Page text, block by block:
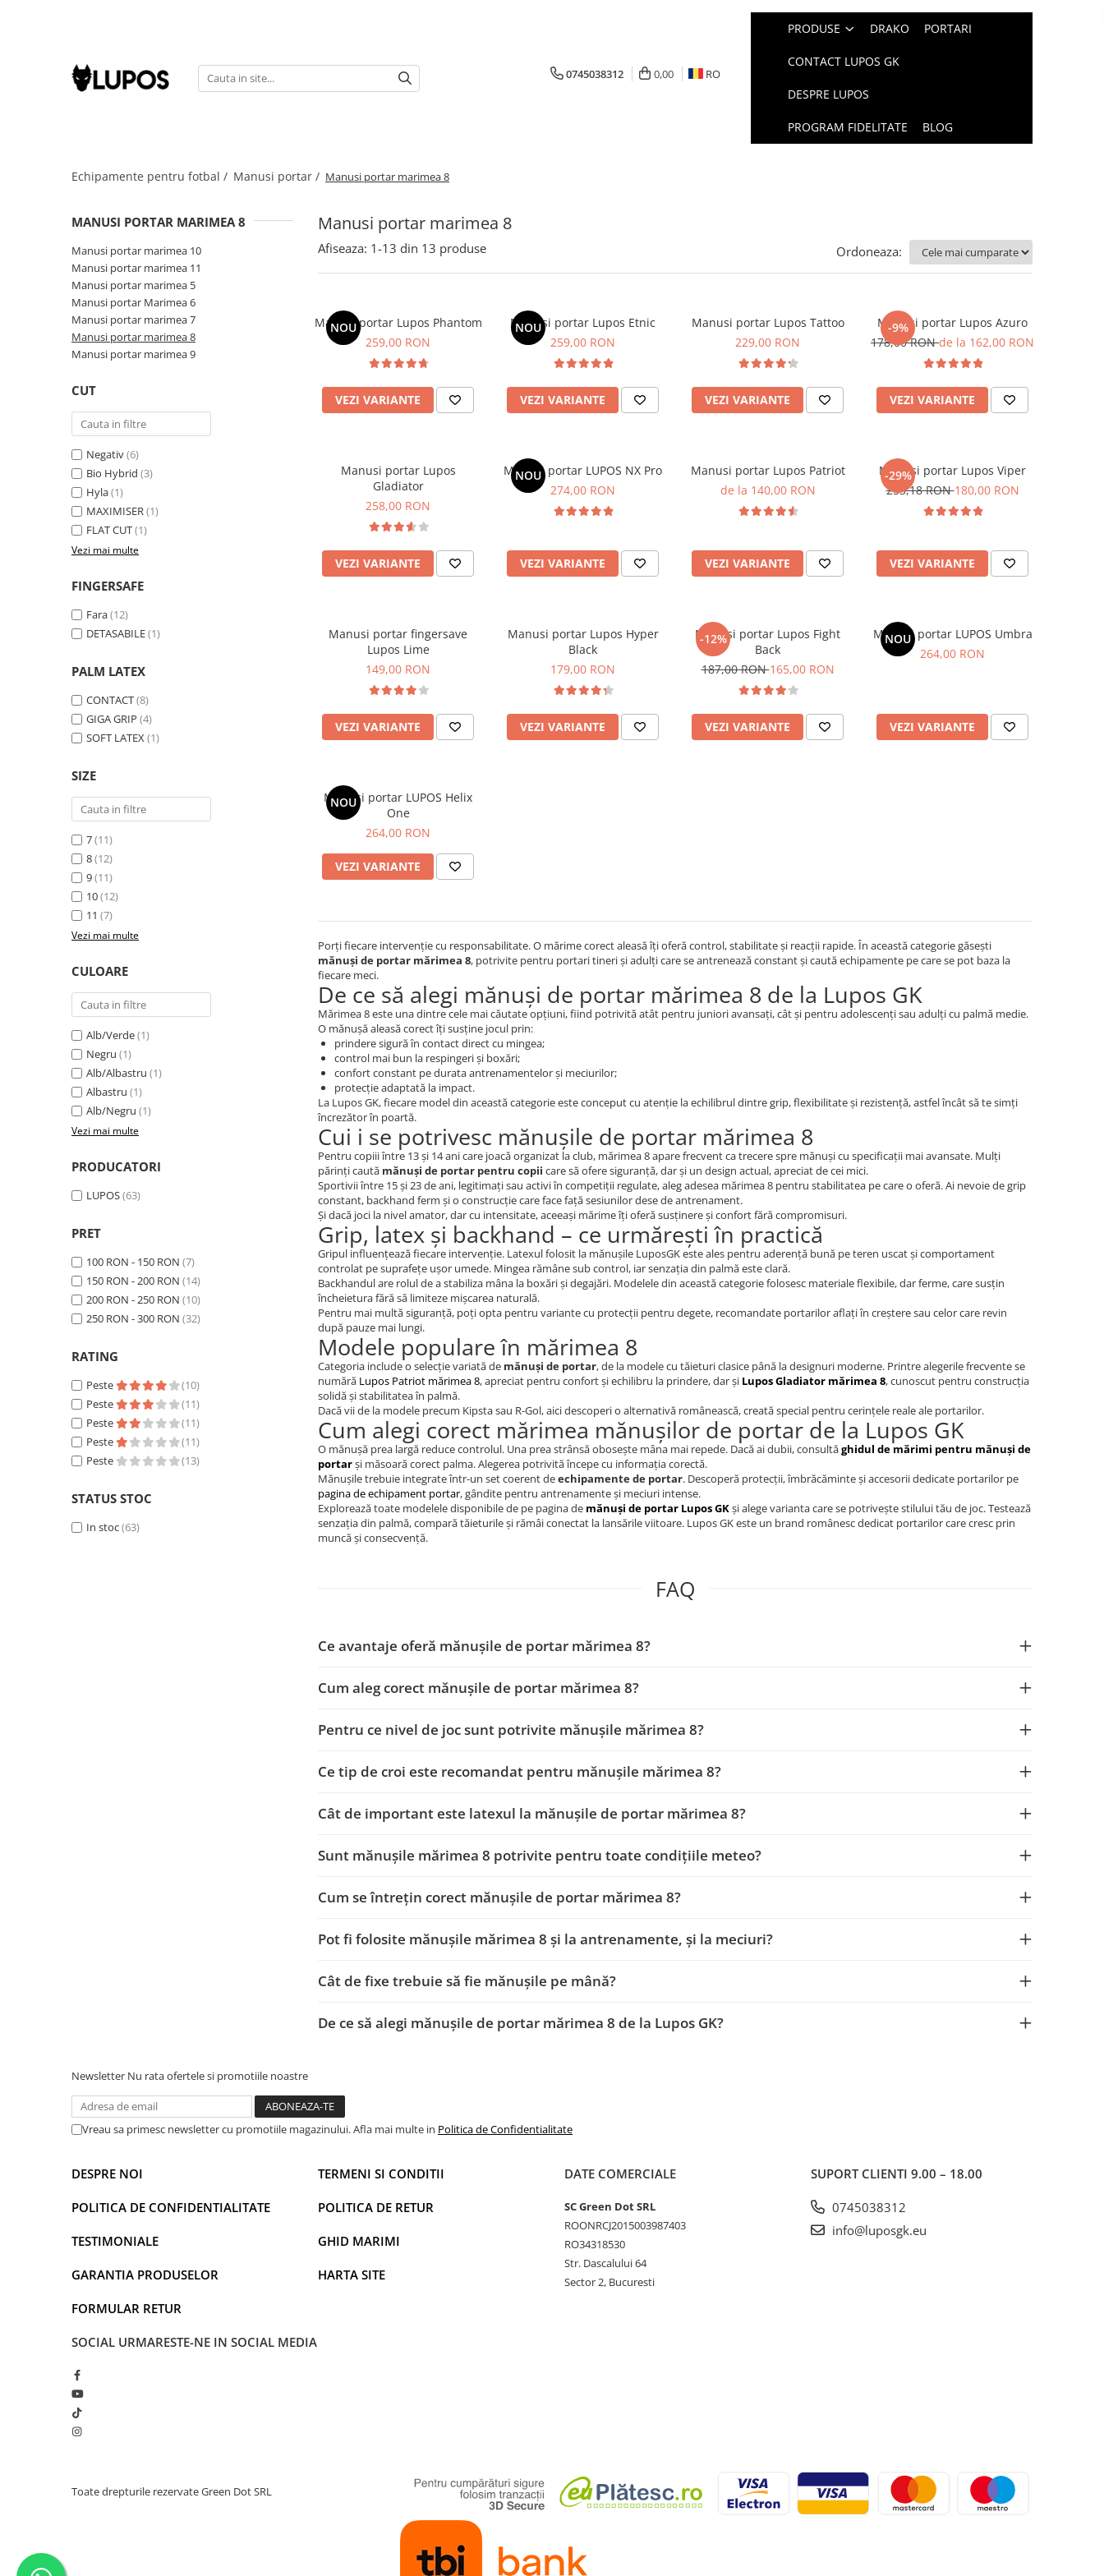
Manusi portar
Manusi portar marimea 8
Manusi portar marimea 10
Accesorii pentru antrenament
Echipament portar
Echipamente sportive
personalizate
0745038312 0,00 RO
PRODUSE DRAKO PORTARI
CONTACT LUPOS GK
DESPRE LUPOS
PROGRAM FIDELITATE BLOG
Echipamente pentru fotbal / Manusi portar / Manusi portar marimea 8
Manusi portar marimea 8
MANUSI PORTAR MARIMEA 8
Manusi portar marimea 10
Manusi portar marimea 11
Manusi portar marimea 5
Manusi portar Marimea 6
Manusi portar marimea 7
Manusi portar marimea 8
Manusi portar marimea 9
CUT
Negativ(6)
Bio Hybrid (3)
Hyla(1)
MAXIMISER(1)
FLAT CUT(1)
Vezi mai multe
FINGERSAFE
Fara(12)
DETASABILE(1)
PALM LATEX
CONTACT(8)
GIGA GRIP (4)
SOFT LATEX(1)
SIZE
7(11)
8(12)
9(11)
10(12)
11 (7)
Vezi mai multe
CULOARE
Alb/Verde(1)
Negru (1)
Alb/Albastru (1)
Albastru (1)
Alb/Negru (1)
Vezi mai multe
PRODUCATORI
LUPOS(63)
PRET
100 RON - 150 RON (7)
150 RON - 200 RON (14)
200 RON - 250 RON (10)
250 RON - 300 RON (32)
RATING
Peste
(10)
Peste
(11)
Peste
(11)
Peste
(11)
Peste
(13)
STATUS STOC
In stoc(63)
Afiseaza: 1-13 din 13 produse Ordoneaza:
NOU
Manusi portar Lupos Phantom
259,00 RON
VEZI VARIANTE
NOU
Manusi portar Lupos Etnic
259,00 RON
VEZI VARIANTE
Manusi portar Lupos Tattoo
229,00 RON
VEZI VARIANTE
-9%
Manusi portar Lupos Azuro
178,00 RONde la 162,00 RON
VEZI VARIANTE
Manusi portar Lupos
Gladiator
258,00 RON
VEZI VARIANTE
NOU
Mănuși portar LUPOS NX Pro
274,00 RON
VEZI VARIANTE
Manusi portar Lupos Patriot
de la 140,00 RON
VEZI VARIANTE
-29%
Manusi portar Lupos Viper
253,18 RON180,00 RON
VEZI VARIANTE
Manusi portar fingersave
Lupos Lime
149,00 RON
VEZI VARIANTE
Manusi portar Lupos Hyper
Black
179,00 RON
VEZI VARIANTE
-12%
Manusi portar Lupos Fight
Back
187,00 RON165,00 RON
VEZI VARIANTE
NOU
Mănuși portar LUPOS Umbra
264,00 RON
VEZI VARIANTE
NOU
Mănuși portar LUPOS Helix
One
264,00 RON
VEZI VARIANTE
Porți fiecare intervenție cu responsabilitate. O mărime corect aleasă îți oferă control, stabilitate și reacții rapide. În această categorie găsești
mănuși de portar mărimea 8, potrivite pentru portari tineri și adulți care se antrenează constant și caută echipamente pe care se pot baza la
fiecare meci.
De ce să alegi mănuși de portar mărimea 8 de la Lupos GK
Mărimea 8 este una dintre cele mai căutate opțiuni, fiind potrivită atât pentru juniori avansați, cât și pentru adolescenți sau adulți cu palmă medie.
O mănușă aleasă corect îți susține jocul prin:
prindere sigură în contact direct cu mingea;
control mai bun la respingeri și boxări;
confort constant pe durata antrenamentelor și meciurilor;
protecție adaptată la impact.
La Lupos GK, fiecare model din această categorie este conceput cu atenție la echilibrul dintre grip, flexibilitate și rezistență, astfel încât să te simți
încrezător în poartă.
Cui i se potrivesc mănușile de portar mărimea 8
Pentru copiii între 13 și 14 ani care joacă organizat la club, mărimea 8 apare frecvent ca trecere spre mănuși cu specificații mai avansate. Mulți
părinți caută mănuși de portar pentru copii care să ofere siguranță, dar și un design actual, apreciat de cei mici.
Sportivii între 15 și 23 de ani, legitimați sau activi în competiții regulate, aleg adesea mărimea 8 pentru stabilitatea pe care o oferă. Ai nevoie de grip
constant, backhand ferm și o construcție care face față sesiunilor dese de antrenament.
Și dacă joci la nivel amator, dar cu intensitate, aceeași mărime îți oferă susținere și confort fără compromisuri.
Grip, latex și backhand – ce urmărești în practică
Gripul influențează fiecare intervenție. Latexul folosit la mănușile LuposGK este ales pentru aderență bună pe teren uscat și comportament
controlat pe suprafețe ușor umede. Mingea rămâne sub control, iar senzația din palmă este clară.
Backhandul are rolul de a stabiliza mâna la boxări și degajări. Modelele din această categorie folosesc materiale flexibile, dar ferme, care susțin
încheietura fără să limiteze mișcarea naturală.
Pentru mai multă siguranță, poți opta pentru variante cu protecții pentru degete, recomandate portarilor aflați în creștere sau celor care revin
după pauze mai lungi.
Modele populare în mărimea 8
Categoria include o selecție variată de mănuși de portar, de la modele cu tăieturi clasice până la designuri moderne. Printre alegerile frecvente se
numără Lupos Patriot mărimea 8, apreciat pentru confort și echilibru la prindere, dar și Lupos Gladiator mărimea 8, cunoscut pentru construcția
solidă și stabilitatea în palmă.
Dacă vii de la modele precum Kipsta sau R-Gol, aici descoperi o alternativă românească, creată special pentru cerințele reale ale portarilor.
Cum alegi corect mărimea mănușilor de portar de la Lupos GK
O mănușă prea largă reduce controlul. Una prea strânsă obosește mâna mai repede. Dacă ai dubii, consultăghidul de mărimi pentru mănuși de
portarși măsoară corect palma. Alegerea potrivită începe cu informația corectă.
Mănușile trebuie integrate într-un set coerent deechipamente de portar. Descoperă protecții, îmbrăcăminte și accesorii dedicate portarilor pe
pagina de echipament portar, gândite pentru antrenamente și meciuri intense.
Explorează toate modelele disponibile de pe pagina de mănuși de portar Lupos GKși alege varianta care se potrivește stilului tău de joc. Testează
senzația din palmă, compară tăieturile și rămâi conectat la lansările viitoare. Lupos GK este un brand românesc dedicat portarilor care cresc prin
muncă și consecvență.
FAQ
Ce avantaje oferă mănușile de portar mărimea 8?
Cum aleg corect mănușile de portar mărimea 8?
Pentru ce nivel de joc sunt potrivite mănușile mărimea 8?
Ce tip de croi este recomandat pentru mănușile mărimea 8?
Cât de important este latexul la mănușile de portar mărimea 8?
Sunt mănușile mărimea 8 potrivite pentru toate condițiile meteo?
Cum se întrețin corect mănușile de portar mărimea 8?
Pot fi folosite mănușile mărimea 8 și la antrenamente, și la meciuri?
Cât de fixe trebuie să fie mănușile pe mână?
De ce să alegi mănușile de portar mărimea 8 de la Lupos GK?
Newsletter Nu rata ofertele si promotiile noastre
Vreau sa primesc newsletter cu promotiile magazinului. Afla mai multe in Politica de Confidentialitate
DESPRE NOI
POLITICA DE CONFIDENTIALITATE
TESTIMONIALE
GARANTIA PRODUSELOR
FORMULAR RETUR
TERMENI SI CONDITII
POLITICA DE RETUR
GHID MARIMI
HARTA SITE
DATE COMERCIALE
SC Green Dot SRL
ROONRCJ2015003987403
RO34318530
Str. Dascalului 64
Sector 2, Bucuresti
SUPORT CLIENTI 9.00 – 18.00
0745038312
info@luposgk.eu
SOCIAL URMARESTE-NE IN SOCIAL MEDIA
Toate drepturile rezervate Green Dot SRL